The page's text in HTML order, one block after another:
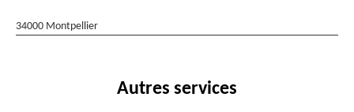
34000 Montpellier
Autres services